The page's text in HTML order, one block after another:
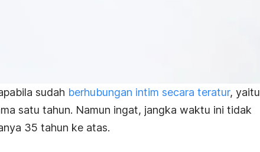
sudah berhubungan intim secara teratur, yaitu
satu tahun. Namun ingat, jangka waktu ini tidak
35 tahun ke atas.